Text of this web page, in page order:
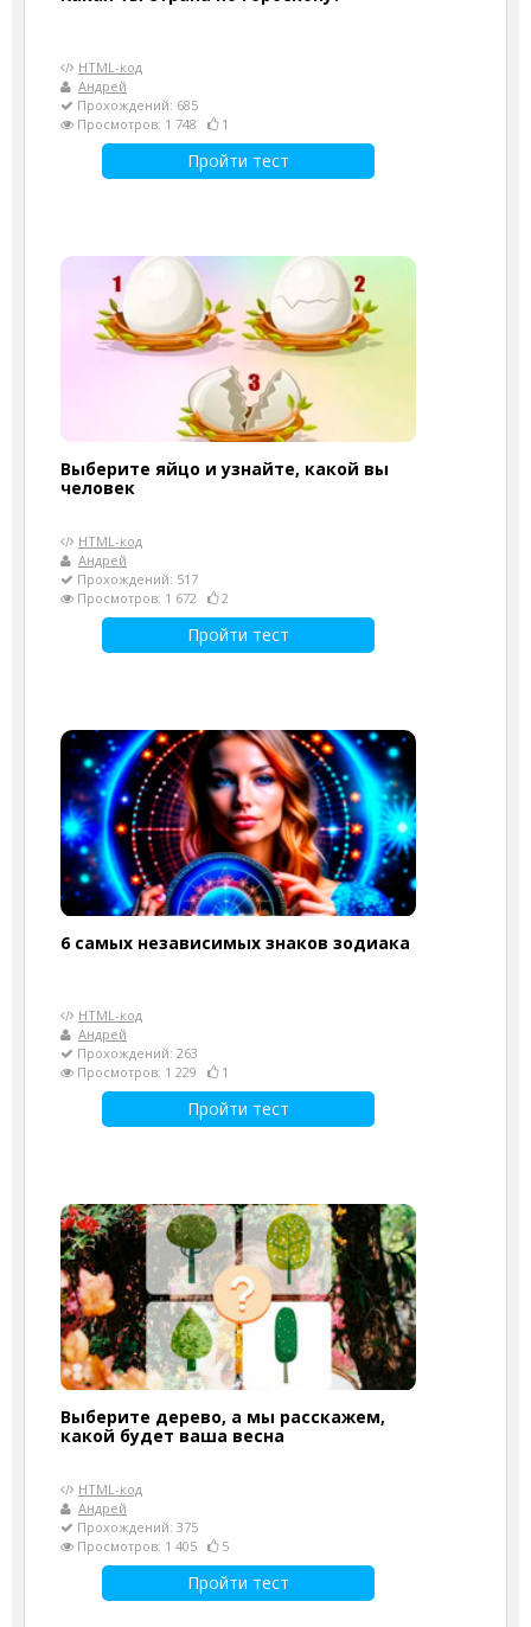
HTML-код
Андрей
Прохождений: 685
Просмотров: 1 748
1
Пройти тест
Выберите яйцо и узнайте, какой вы
человек
HTML-код
Андрей
Прохождений: 517
Просмотров: 1 672
2
Пройти тест
6 самых независимых знаков зодиака
HTML-код
Андрей
Прохождений: 263
Просмотров: 1 229
1
Пройти тест
Выберите дерево, а мы расскажем,
какой будет ваша весна
HTML-код
Андрей
Прохождений: 375
Просмотров: 1 405
5
Пройти тест